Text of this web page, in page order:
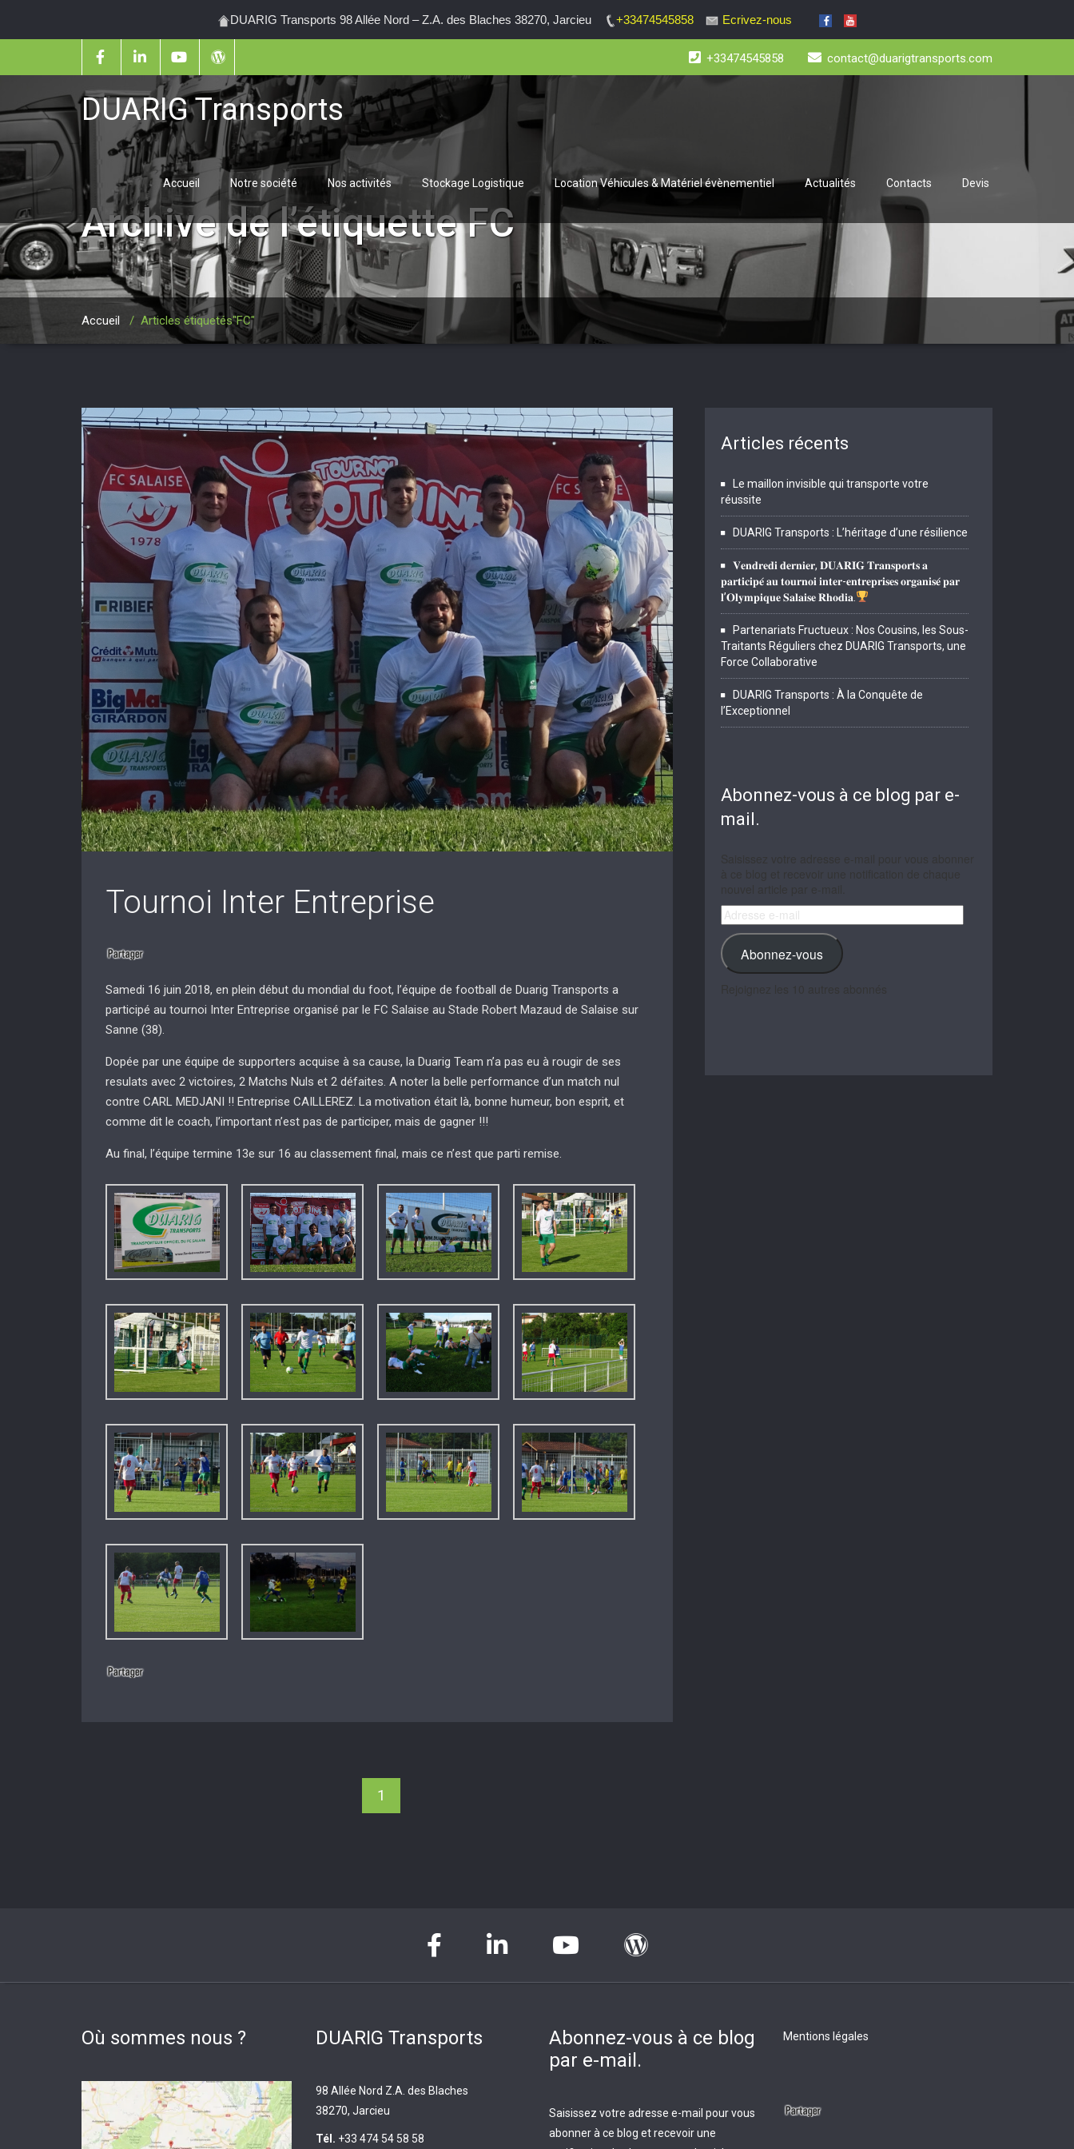
DUARIG Transports 98 Allée Nord – Z.A. des Blaches 38270, Jarcieu +33474545858 Ecrivez-nous
+33474545858 contact@duarigtransports.com
DUARIG Transports
Accueil Notre société Nos activités Stockage Logistique Location Véhicules & Matériel évènementiel Actualités Contacts Devis
Archive de l’étiquetteFC
Accueil / Articles étiquetés"FC"
Tournoi Inter Entreprise
Samedi 16 juin 2018, en plein début du mondial du foot, l’équipe de football de Duarig Transports a
participé au tournoi Inter Entreprise organisé par le FC Salaise au Stade Robert Mazaud de Salaise sur
Sanne (38).
Dopée par une équipe de supporters acquise à sa cause, la Duarig Team n’a pas eu à rougir de ses
resulats avec 2 victoires, 2 Matchs Nuls et 2 défaites. A noter la belle performance d’un match nul
contre CARL MEDJANI !! Entreprise CAILLEREZ. La motivation était là, bonne humeur, bon esprit, et
comme dit le coach, l’important n’est pas de participer, mais de gagner !!!
Au final, l’équipe termine 13e sur 16 au classement final, mais ce n’est que parti remise.
1
Articles récents
Le maillon invisible qui transporte votre
réussite
DUARIG Transports : L’héritage d’une résilience
𝐕𝐞𝐧𝐝𝐫𝐞𝐝𝐢 𝐝𝐞𝐫𝐧𝐢𝐞𝐫, 𝐃𝐔𝐀𝐑𝐈𝐆 𝐓𝐫𝐚𝐧𝐬𝐩𝐨𝐫𝐭𝐬 𝐚
𝐩𝐚𝐫𝐭𝐢𝐜𝐢𝐩𝐞́ 𝐚𝐮 𝐭𝐨𝐮𝐫𝐧𝐨𝐢 𝐢𝐧𝐭𝐞𝐫-𝐞𝐧𝐭𝐫𝐞𝐩𝐫𝐢𝐬𝐞𝐬 𝐨𝐫𝐠𝐚𝐧𝐢𝐬𝐞́ 𝐩𝐚𝐫
𝐥’𝐎𝐥𝐲𝐦𝐩𝐢𝐪𝐮𝐞 𝐒𝐚𝐥𝐚𝐢𝐬𝐞 𝐑𝐡𝐨𝐝𝐢𝐚.
Partenariats Fructueux : Nos Cousins, les Sous-
Traitants Réguliers chez DUARIG Transports, une
Force Collaborative
DUARIG Transports : À la Conquête de
l’Exceptionnel
Abonnez-vous à ce blog par e-
mail.
Adresse
e-
mail
Abonnez-vous
Où sommes nous ? DUARIG Transports
98 Allée Nord Z.A. des Blaches
38270, Jarcieu
Tél. +33 474 54 58 58
Abonnez-vous à ce blog
par e-mail.
Saisissez votre adresse e-mail pour vous
abonner à ce blog et recevoir une
Mentions légales